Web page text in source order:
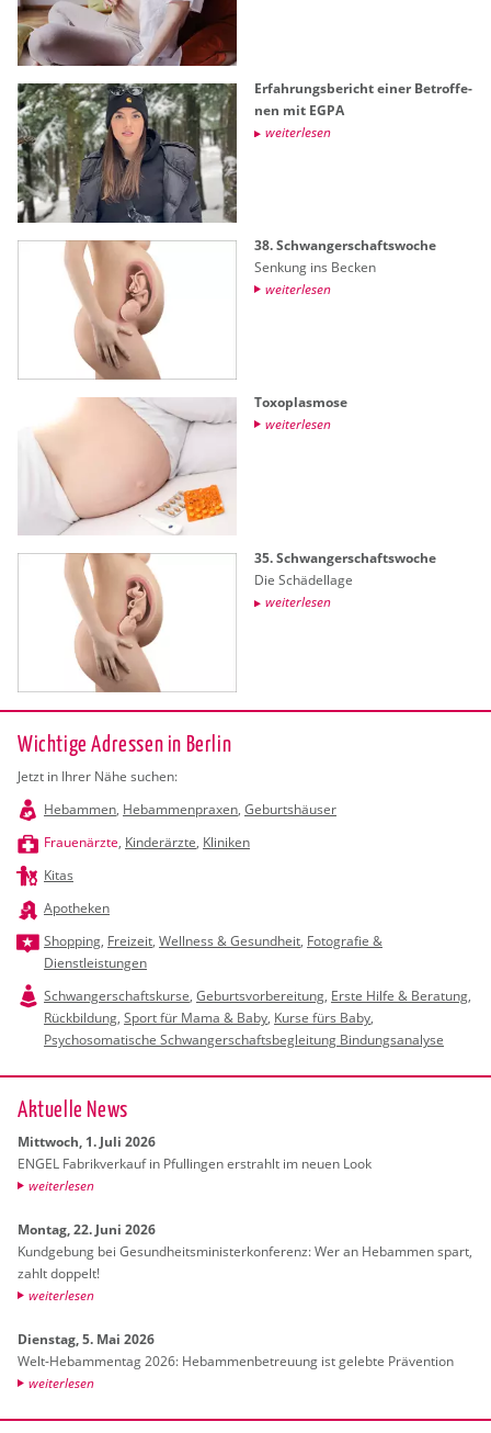
Er­fah­rungs­be­richt einer Be­trof­fe­
nen mit EGPA
wei­ter­le­sen
38. Schwan­ger­schafts­wo­che
Sen­kung ins Be­cken
wei­ter­le­sen
To­xo­plas­mo­se
wei­ter­le­sen
35. Schwan­ger­schafts­wo­che
Die Schä­del­la­ge
wei­ter­le­sen
Wichtige Adressen in Berlin
Jetzt in Ihrer Nähe suchen:
Hebammen, Hebammenpraxen, Geburtshäuser
Frauenärzte, Kinderärzte, Kliniken
Kitas
Apotheken
Shopping, Freizeit, Wellness & Gesundheit, Fotografie &
Dienstleistungen
Schwangerschaftskurse, Geburtsvorbereitung, Erste Hilfe & Beratung,
Rückbildung, Sport für Mama & Baby, Kurse fürs Baby,
Psychosomatische Schwangerschaftsbegleitung Bindungsanalyse
Ak­tu­el­le News
Mitt­woch, 1. Juli 2026
ENGEL Fa­brik­ver­kauf in Pful­lin­gen er­strahlt im neuen Look
wei­ter­le­sen
Mon­tag, 22. Juni 2026
Kund­ge­bung bei Ge­sund­heits­mi­nis­ter­kon­fe­renz: Wer an Heb­am­men spart,
zahlt dop­pelt!
wei­ter­le­sen
Diens­tag, 5. Mai 2026
Welt-Heb­am­men­tag 2026: Heb­am­men­be­treu­ung ist ge­leb­te Prä­ven­ti­on
wei­ter­le­sen